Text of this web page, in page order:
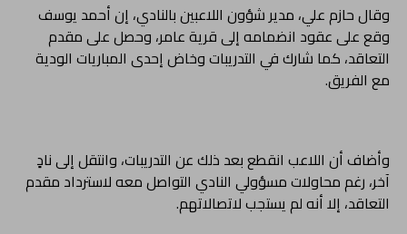
وقال حازم علي، مدير شؤون اللاعبين بالنادي، إن أحمد يوسف
وقع على عقود انضمامه إلى قرية عامر، وحصل على مقدم
التعاقد، كما شارك في التدريبات وخاض إحدى المباريات الودية
مع الفريق.
وأضاف أن اللاعب انقطع بعد ذلك عن التدريبات، وانتقل إلى نادٍ
آخر، رغم محاولات مسؤولي النادي التواصل معه لاسترداد مقدم
التعاقد، إلا أنه لم يستجب لاتصالاتهم.